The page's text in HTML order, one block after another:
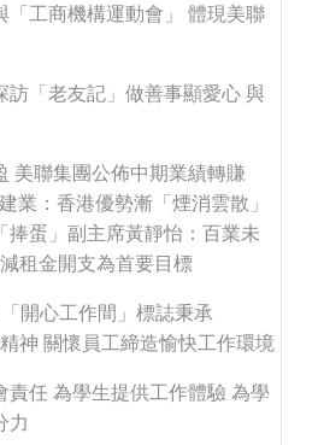
「工商機構運動會」 體現美聯
訪「老友記」做善事顯愛心 與
美聯集團公佈中期業績轉賺
業：香港優勢漸「煙消雲散」
捧蛋」副主席黃靜怡：百業未
租金開支為首要目標
開心工作間」標誌秉承
神 關懷員工締造愉快工作環境
責任 為學生提供工作體驗 為學
力